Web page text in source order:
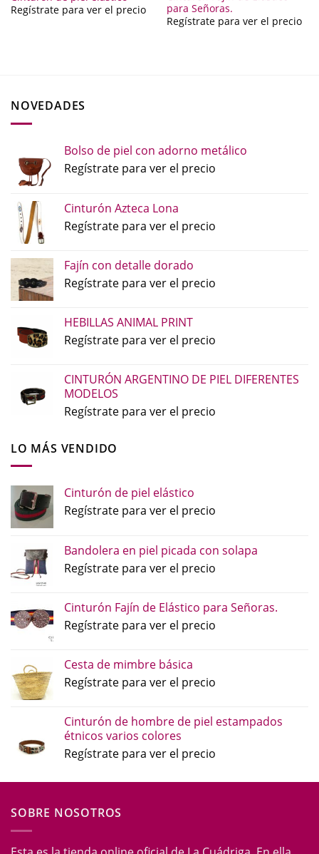
Regístrate para ver el precio
para Señoras.
Regístrate para ver el precio
NOVEDADES
Bolso de piel con adorno metálico
Regístrate para ver el precio
Cinturón Azteca Lona
Regístrate para ver el precio
Fajín con detalle dorado
Regístrate para ver el precio
HEBILLAS ANIMAL PRINT
Regístrate para ver el precio
CINTURÓN ARGENTINO DE PIEL DIFERENTES
MODELOS
Regístrate para ver el precio
LO MÁS VENDIDO
Cinturón de piel elástico
Regístrate para ver el precio
Bandolera en piel picada con solapa
Regístrate para ver el precio
Cinturón Fajín de Elástico para Señoras.
Regístrate para ver el precio
Cesta de mimbre básica
Regístrate para ver el precio
Cinturón de hombre de piel estampados
étnicos varios colores
Regístrate para ver el precio
SOBRE NOSOTROS